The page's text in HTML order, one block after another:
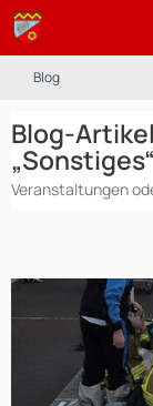
Blog
Blog-
„Sonstiges“
Veranstaltungen